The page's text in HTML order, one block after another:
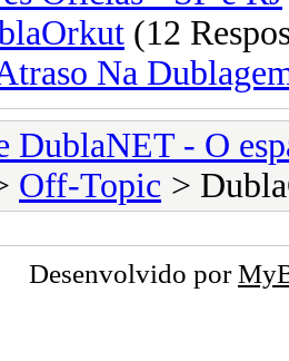
(12
Na
DublaNET - O
Off-Topic >
Desenvolvido por